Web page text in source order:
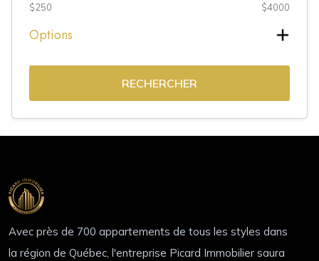
$250 $4000
Options
RECHERCHER
Avec près de 700 appartements de tous les styles dans
la région de Québec, l'entreprise Picard Immobilier saura